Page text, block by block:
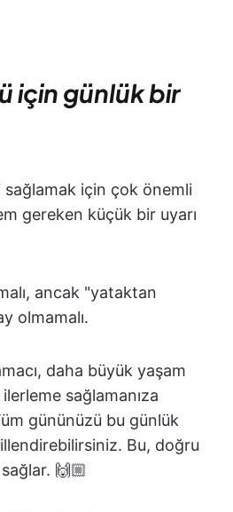
için günlük bir
sağlamak için çok önemli
gereken küçük bir uyarı
ancak "yataktan
olmamalı.
daha büyük yaşam
sağlamanıza
gününüzü bu günlük
Bu, doğru
🙌🏼